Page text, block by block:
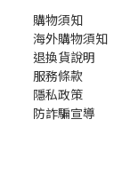
購物須知
海外購物須知
退換貨說明
服務條款
隱私政策
防詐騙宣導